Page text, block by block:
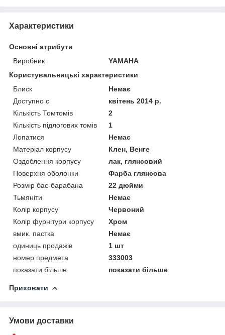
Характеристики
Основні атрибути
Виробник
YAMAHA
Користувальницькі характеристики
Блиск
Немає
Доступно с
квітень 2014 р.
Кількість Томтомів
2
Кількість підлогових томів
1
Лопатися
Немає
Матеріал корпусу
Клен, Венге
Оздоблення корпусу
лак, глянсовий
Поверхня оболонки
Фарба глянсова
Розмір бас-барабана
22 дюйми
Тьмяніти
Немає
Колір корпусу
Червоний
Колір фурнітури корпусу
Хром
вмик. пастка
Немає
одиниць продажів
1 шт
номер предмета
333003
показати більше
показати більше
Приховати
Умови доставки